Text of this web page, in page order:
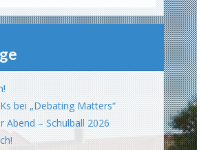
bei „Debating Matters“
Abend – Schulball 2026